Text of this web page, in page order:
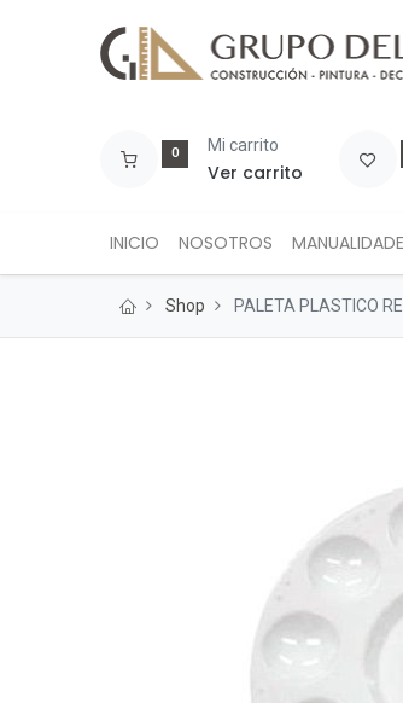
0 Mi carrito
Ver carrito
INICIO NOSOTROS
Shop PALETA PLASTICO